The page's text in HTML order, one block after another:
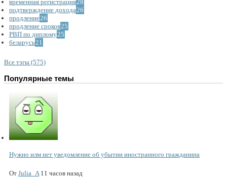
временная регистрация28
подтверждение дохода 26
продление26
продление сроков25
РВП по диплому25
беларусь21
Все тэгы (575)
Популярные темы
Нужно илм нет уведомление об убытии иностранного гражданина
От Julia_A 11 часов назад